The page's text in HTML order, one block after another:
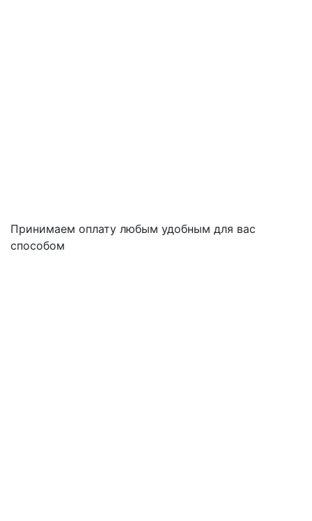
Принимаем оплату любым удобным для вас
способом